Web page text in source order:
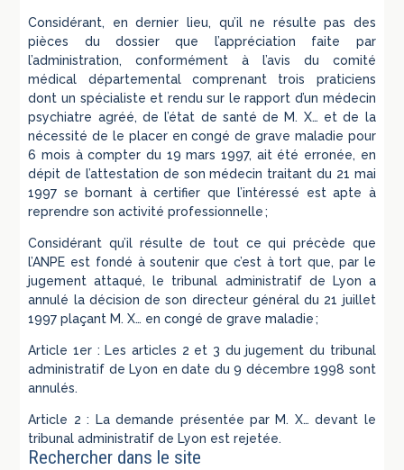
Considérant, en dernier lieu, qu’il ne résulte pas des
pièces du dossier que l’appréciation faite par
l’administration, conformément à l’avis du comité
médical départemental comprenant trois praticiens
dont un spécialiste et rendu sur le rapport d’un médecin
psychiatre agréé, de l’état de santé de M. X… et de la
nécessité de le placer en congé de grave maladie pour
6 mois à compter du 19 mars 1997, ait été erronée, en
dépit de l’attestation de son médecin traitant du 21 mai
1997 se bornant à certifier que l’intéressé est apte à
reprendre son activité professionnelle ;
Considérant qu’il résulte de tout ce qui précède que
l’ANPE est fondé à soutenir que c’est à tort que, par le
jugement attaqué, le tribunal administratif de Lyon a
annulé la décision de son directeur général du 21 juillet
1997 plaçant M. X… en congé de grave maladie ;
Article 1er : Les articles 2 et 3 du jugement du tribunal
administratif de Lyon en date du 9 décembre 1998 sont
annulés.
Article 2 : La demande présentée par M. X… devant le
tribunal administratif de Lyon est rejetée.
Rechercher dans le site